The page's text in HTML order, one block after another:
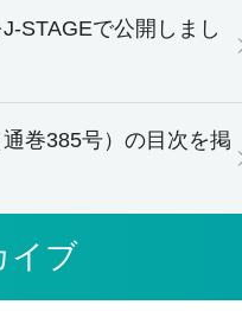
STAGEで公開しまし
巻385号）の目次を掲
イブ